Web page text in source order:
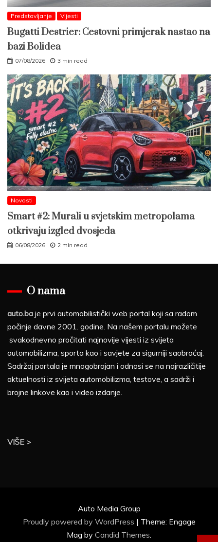
Predstavljanje Vijesti
Bugatti Destrier: Cestovni primjerak nastao na
bazi Bolidea
07/08/2026 3 min read
Novosti
Smart #2: Murali u svjetskim metropolama
otkrivaju izgled dvosjeda
06/08/2026 2 min read
O nama
auto.ba je prvi automobilistički web portal koji sa radom
počinje davne 2001. godine. Na našem portalu možete
svakodnevno pročitati najnovije vijesti iz svijeta
automobilizma, sporta kao i savjete za sigurniji saobraćaj.
Sadržaj portala je mnogobrojan i odnosi se na najrazličitije
aktuelnosti iz svijeta automobilizma, testove, a sadrži i
brojne linkove kao i video izdanje.
VIŠE >
Auto Media Group
Proudly powered by WordPress | Theme: Engage
Mag by Candid Themes